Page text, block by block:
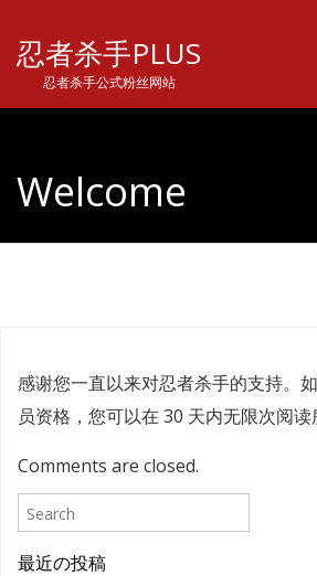
忍者杀手PLUS
忍者杀手公式粉丝网站
Welcome
感谢您一直以来对忍者杀手的支持。
员资格，您可以在 30 天内无限次阅读
Comments are closed.
最近の投稿